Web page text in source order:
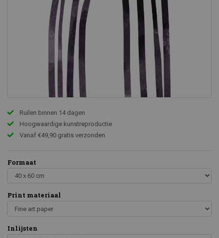
Ruilen binnen 14 dagen
Hoogwaardige kunstreproductie
Vanaf €49,90 gratis verzonden
Formaat
Print materiaal
Inlijsten